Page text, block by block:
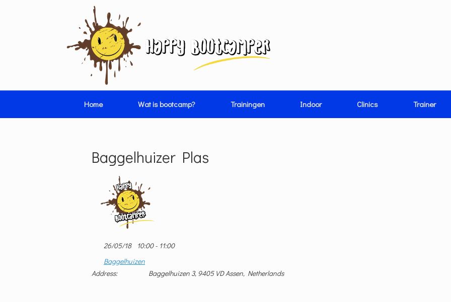
Home Wat is bootcamp? Trainingen Indoor Clinics Trainer
Baggelhuizer Plas
26/05/18
10:00 - 11:00
Baggelhuizen
Address:
Baggelhuizen 3, 9405 VD Assen, Netherlands